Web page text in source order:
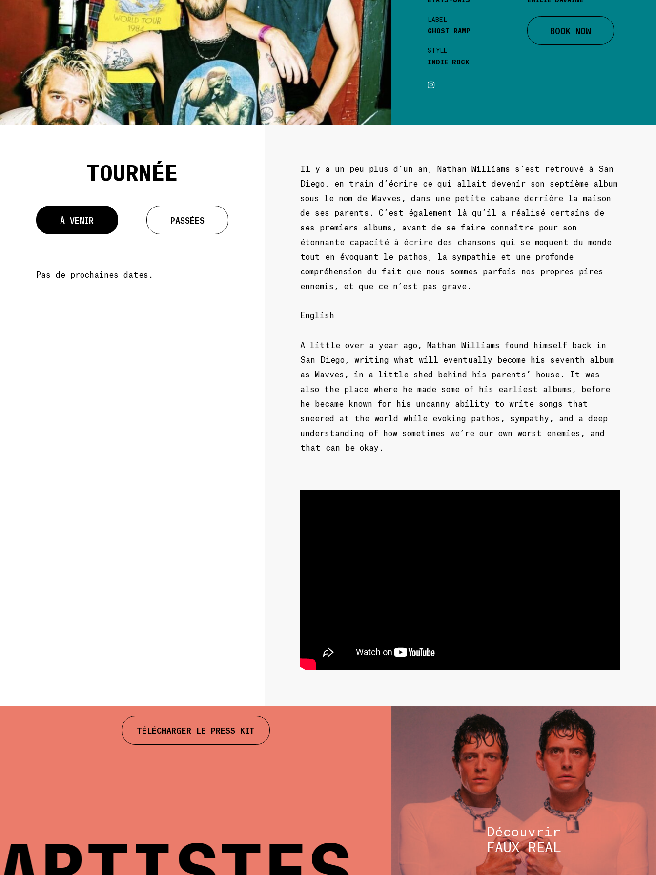
LABEL
GHOST RAMP
STYLE
INDIE ROCK
BOOK NOW
TOURNÉE
À VENIR PASSÉES
Pas de prochaines dates.
Il y a un peu plus d’un an, Nathan Williams s’est retrouvé à San
Diego, en train d’écrire ce qui allait devenir son septième album
sous le nom de Wavves, dans une petite cabane derrière la maison
de ses parents. C’est également là qu’il a réalisé certains de
ses premiers albums, avant de se faire connaître pour son
étonnante capacité à écrire des chansons qui se moquent du monde
tout en évoquant le pathos, la sympathie et une profonde
compréhension du fait que nous sommes parfois nos propres pires
ennemis, et que ce n’est pas grave.
English
A little over a year ago, Nathan Williams found himself back in
San Diego, writing what will eventually become his seventh album
as Wavves, in a little shed behind his parents’ house. It was
also the place where he made some of his earliest albums, before
he became known for his uncanny ability to write songs that
sneered at the world while evoking pathos, sympathy, and a deep
understanding of how sometimes we’re our own worst enemies, and
that can be okay.
TÉLÉCHARGER LE PRESS KIT
Découvrir
FAUX REAL